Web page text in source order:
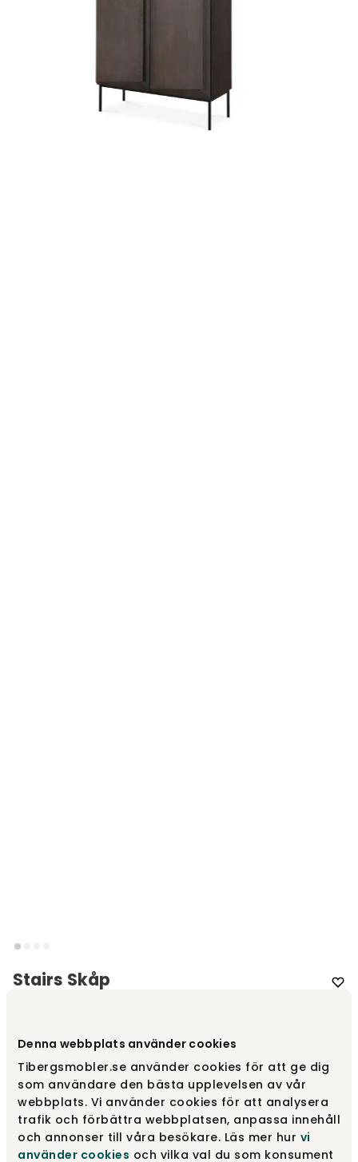
Denna webbplats använder cookies
Tibergsmobler.se använder cookies för att ge dig
som användare den bästa upplevelsen av vår
webbplats. Vi använder cookies för att analysera
trafik och förbättra webbplatsen, anpassa innehåll
och annonser till våra besökare. Läs mer hur vi
använder cookies och vilka val du som konsument
Stairs Skåp
44 429 kr
Lägg i varukorg
Fri frakt över 1.500 kr Prisgaranti